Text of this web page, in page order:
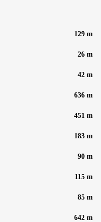
129 m
26 m
42 m
636 m
451 m
183 m
90 m
115 m
85 m
642 m